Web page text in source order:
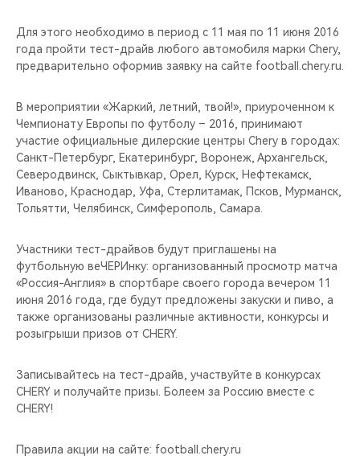
НОВИНКИ
CHERY CONNECT
ЛЮДИ CHERY
БЛАГОТВОРИТЕЛЬНОСТЬ
CHERY REMOTE
CHERY И СПОРТ
НАШИ МЕРОПРИЯТИЯ
CHERY ДЛЯ ДЕТЕЙ
Для этого необходимо в период с 11 мая по 11 июня 2016
года пройти тест-драйв любого автомобиля марки Chery,
предварительно оформив заявку на сайте football.chery.ru.
В мероприятии «Жаркий, летний, твой!», приуроченном к
Чемпионату Европы по футболу – 2016, принимают
участие официальные дилерские центры Chery в городах:
Санкт-Петербург, Екатеринбург, Воронеж, Архангельск,
Северодвинск, Сыктывкар, Орел, Курск, Нефтекамск,
Иваново, Краснодар, Уфа, Стерлитамак, Псков, Мурманск,
Тольятти, Челябинск, Симферополь, Самара.
Участники тест-драйвов будут приглашены на
футбольную веЧЕРИнку: организованный просмотр матча
«Россия-Англия» в спортбаре своего города вечером 11
июня 2016 года, где будут предложены закуски и пиво, а
также организованы различные активности, конкурсы и
розыгрыши призов от CHERY.
Записывайтесь на тест-драйв, участвуйте в конкурсах
СHERY и получайте призы. Болеем за Россию вместе с
CHERY!
Правила акции на сайте: football.chery.ru